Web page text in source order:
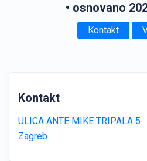
• osnovano
Kontakt
Kontakt
ULICA ANTE MIKE TRIPALA 5
Zagreb